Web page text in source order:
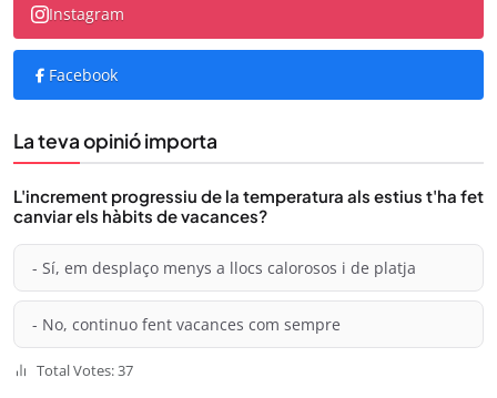
Instagram
Facebook
La teva opinió importa
L'increment progressiu de la temperatura als estius t'ha fet
canviar els hàbits de vacances?
- Sí, em desplaço menys a llocs calorosos i de platja
- No, continuo fent vacances com sempre
Total Votes: 37